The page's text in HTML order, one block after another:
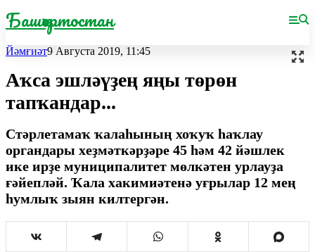
Башҡортостан
Йәмғиәт9 Августа 2019, 11:45
Аҡса эшләүҙең яңы төрөн
тапҡандар...
Стәрлетамаҡ ҡалаһының хоҡуҡ һаҡлау
органдары хеҙмәткәрҙәре 45 һәм 42 йәшлек
ике ирҙе муниципалитет мөлкәтен урлауҙа
ғәйепләй. Ҡала хакимиәтенә уғрылар 12 мең
һумлыҡ зыян килтергән.